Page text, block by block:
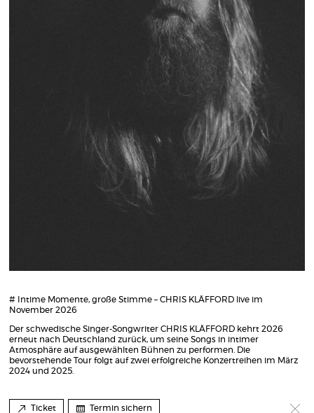
# Intime Momente, große Stimme – CHRIS KLÄFFORD live im
November 2026
Der schwedische Singer-Songwriter CHRIS KLÄFFORD kehrt 2026
erneut nach Deutschland zurück, um seine Songs in intimer
Atmosphäre auf ausgewählten Bühnen zu performen. Die
bevorstehende Tour folgt auf zwei erfolgreiche Konzertreihen im März
2024 und 2025.
Ticket Termin sichern